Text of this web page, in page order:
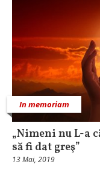
In memoriam
„Nimeni nu L-a
să fi dat greş”
13 Mai, 2019